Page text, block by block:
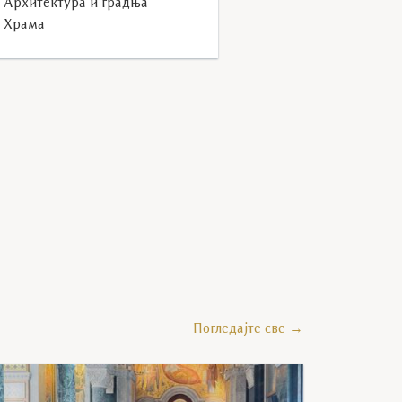
Архитектура и градња
Храма
Погледајте све →